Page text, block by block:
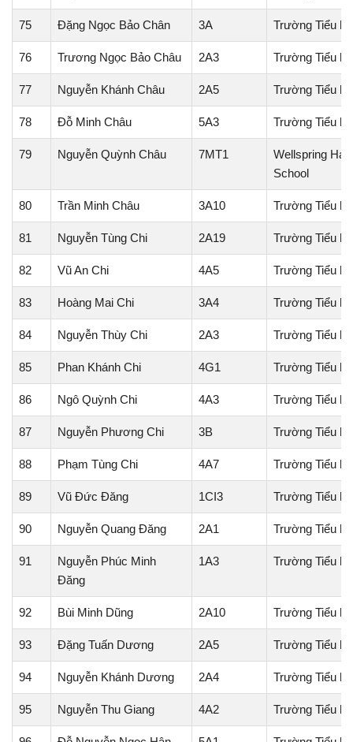
75 Đặng Ngọc Bảo Chân 3A Trường Tiểu
76 Trương Ngọc Bảo Châu 2A3 Trường Tiểu
77 Nguyễn Khánh Châu 2A5 Trường Tiểu
78 Đỗ Minh Châu 5A3 Trường Tiểu
79 Nguyễn Quỳnh Châu 7MT1
Wellspring
School
80 Trần Minh Châu 3A10 Trường Tiểu
81 Nguyễn Tùng Chi 2A19 Trường Tiểu
82 Vũ An Chi 4A5 Trường Tiểu
83 Hoàng Mai Chi 3A4 Trường Tiểu
84 Nguyễn Thùy Chi 2A3 Trường Tiểu
85 Phan Khánh Chi 4G1 Trường Tiểu
86 Ngô Quỳnh Chi 4A3 Trường Tiểu
87 Nguyễn Phương Chi 3B Trường Tiểu
88 Phạm Tùng Chi 4A7 Trường Tiểu
89 Vũ Đức Đăng 1CI3 Trường Tiểu
90 Nguyễn Quang Đăng 2A1 Trường Tiểu
91
Nguyễn Phúc Minh
Đăng
1A3 Trường Tiểu
92 Bùi Minh Dũng 2A10 Trường Tiểu
93 Đặng Tuấn Dương 2A5 Trường Tiểu
94 Nguyễn Khánh Dương 2A4 Trường Tiểu
95 Nguyễn Thu Giang 4A2 Trường Tiểu